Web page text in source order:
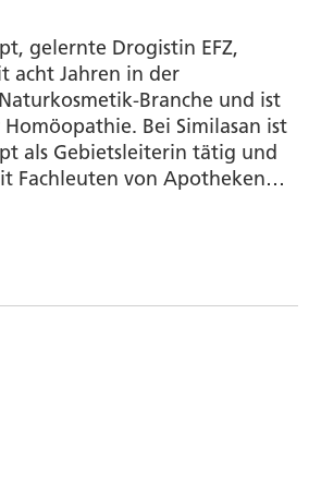
gelernte Drogistin EFZ,
acht Jahren in der
Branche und ist
Bei Similasan ist
als Gebietsleiterin tätig und
Fachleuten von Apotheken
oder draussen. Zudem
Mentorin für Jugendliche, die